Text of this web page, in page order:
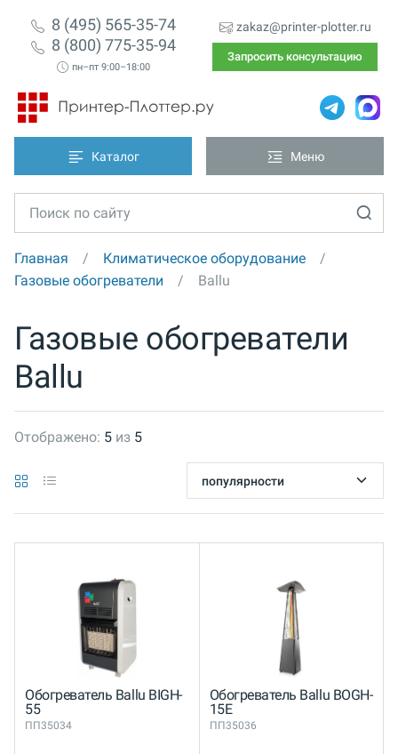
8 (495) 565-35-74
8 (800) 775-35-94
пн–пт 9:00–18:00
zakaz@printer-plotter.ru
Запросить консультацию
Каталог Меню
Главная
Климатическое оборудование
Газовые обогреватели
Ballu
Газовые обогреватели
Ballu
Отображено: 5 из 5
Обогреватель Ballu BIGH-
55
ПП35034
Обогреватель Ballu BOGH-
15E
ПП35036